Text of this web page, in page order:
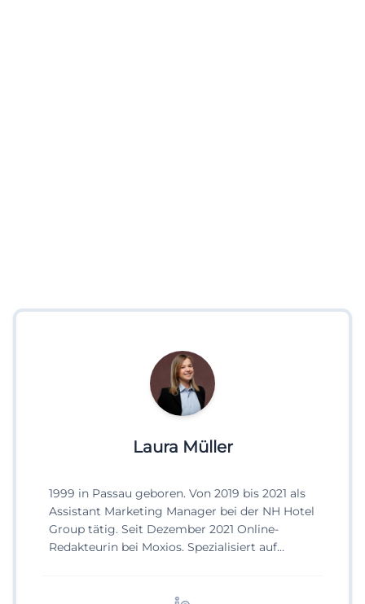
Laura Müller
1999 in Passau geboren. Von 2019 bis 2021 als
Assistant Marketing Manager bei der NH Hotel
Group tätig. Seit Dezember 2021 Online-
Redakteurin bei Moxios. Spezialisiert auf